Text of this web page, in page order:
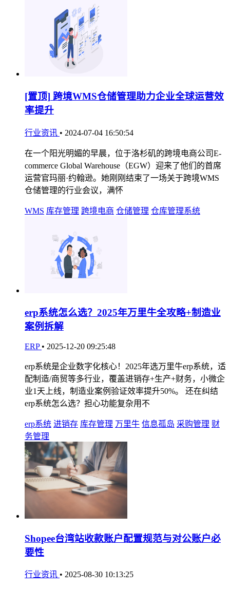
[置顶] 跨境WMS仓储管理助力企业全球运营效
率提升
行业资讯 • 2024-07-04 16:50:54
在一个阳光明媚的早晨，位于洛杉矶的跨境电商公司E-
commerce Global Warehouse（EGW）迎来了他们的首席
运营官玛丽·约翰逊。她刚刚结束了一场关于跨境WMS
仓储管理的行业会议，满怀
WMS 库存管理 跨境电商 仓储管理 仓库管理系统
erp系统怎么选？2025年万里牛全攻略+制造业
案例拆解
ERP • 2025-12-20 09:25:48
erp系统是企业数字化核心！2025年选万里牛erp系统，适
配制造/商贸等多行业，覆盖进销存+生产+财务，小微企
业1天上线，制造业案例验证效率提升50%。 还在纠结
erp系统怎么选？担心功能复杂用不
erp系统 进销存 库存管理 万里牛 信息孤岛 采购管理 财
务管理
Shopee台湾站收款账户配置规范与对公账户必
要性
行业资讯 • 2025-08-30 10:13:25